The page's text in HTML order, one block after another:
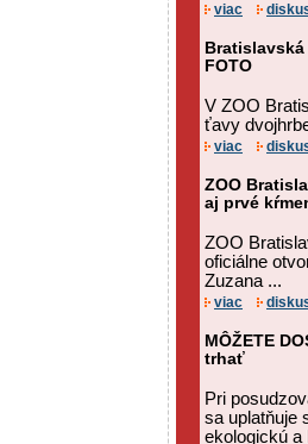
viac
FOTO
V ZOO
ťavy
viac
ZOO
aj prvé
ZOO
oficiálne
Zuzana ...
viac
MÔŽETE
trhať
Pri
sa uplatňuje
ekologickú a